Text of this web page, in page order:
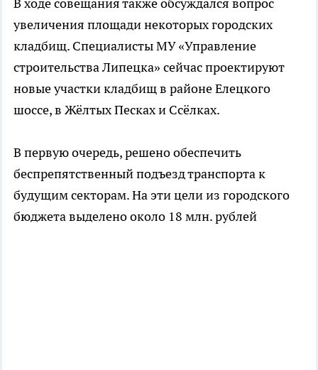
увеличения площади некоторых городских
кладбищ. Специалисты МУ «Управление
строительства Липецка» сейчас проектируют
новые участки кладбищ в районе Елецкого
шоссе, в Жёлтых Песках и Ссёлках.
В первую очередь, решено обеспечить
беспрепятственный подъезд транспорта к
будущим секторам. На эти цели из городского
бюджета выделено около 18 млн. рублей